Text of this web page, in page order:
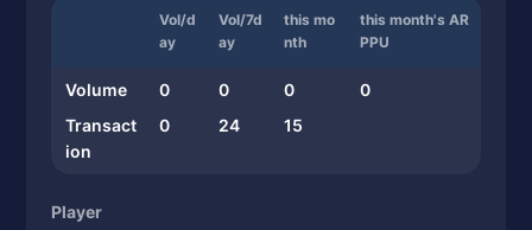
Vol/d
ay
Vol/7d
ay
this mo
nth
this month's AR
PPU
Volume 0 0 0
0
Transact
ion
0 24 15
Player